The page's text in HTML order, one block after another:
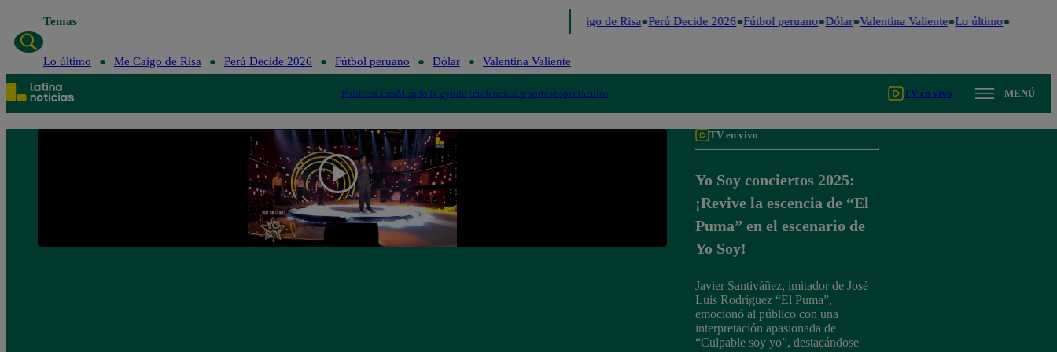
Temas Me Caigo de Risa Perú Decide 2026 Fútbol peruano Dólar Valentina Valiente Lo último Me Caigo
Lo último Me Caigo de Risa Perú Decide 2026 Fútbol peruano Dólar Valentina Valiente
PolíticaLimaMundoTe ayudoTendenciasDeportesEspectáculos TV en vivo MENÚ
TV en vivo
Yo Soy conciertos 2025:
¡Revive la escencia de “El
Puma” en el escenario de
Yo Soy!
Javier Santiváñez, imitador de José
Luis Rodríguez “El Puma”,
emocionó al público con una
interpretación apasionada de
“Culpable soy yo”, destacándose